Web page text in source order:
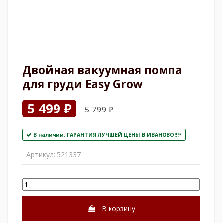
Двойная вакуумная помпа
для груди Easy Grow
5 499 ₽ 5 799 ₽
В наличии. ГАРАНТИЯ ЛУЧШЕЙ ЦЕНЫ В ИВАНОВО!!!*
Артикул: 521337
В корзину